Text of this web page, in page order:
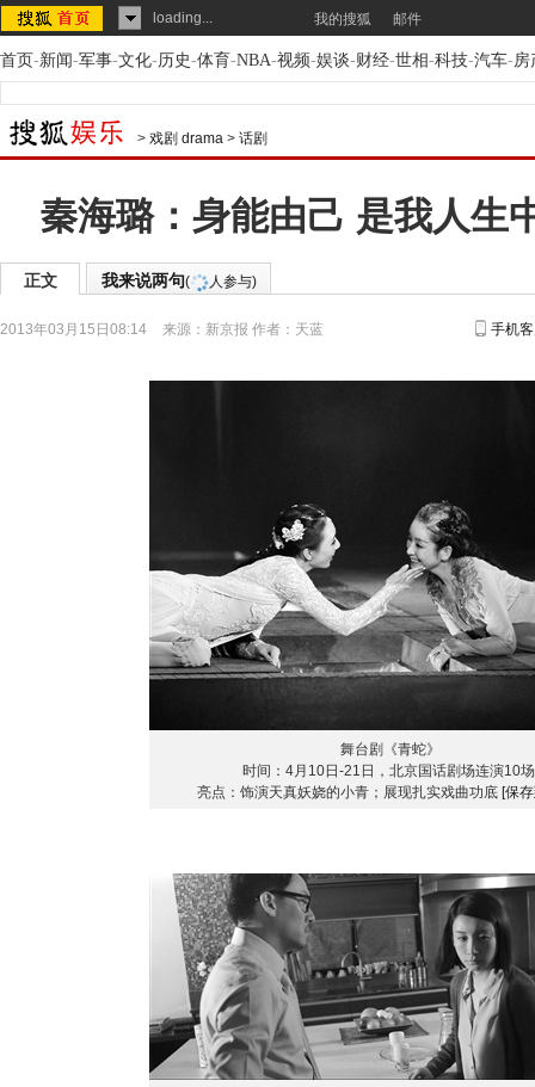
loading... 我的搜狐 邮件
首页-新闻-军事-文化-历史-体育-NBA-视频-娱谈-财经-世相-科技-汽车-房
> 戏剧 drama > 话剧
秦海璐：身能由己 是我人生
正文 我来说两句( 人参与)
2013年03月15日08:14 来源： 新京报 作者：天蓝 手机
舞台剧《青蛇》
时间：4月10日-21日，北京国话剧场连演10场
亮点：饰演天真妖娆的小青；展现扎实戏曲功底 [保